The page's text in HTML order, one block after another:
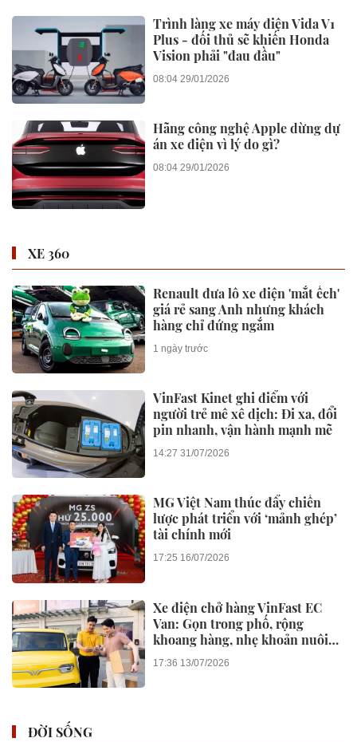
Trình làng xe máy điện Vida V1
Plus - đối thủ sẽ khiến Honda
Vision phải "đau đầu"
08:04 29/01/2026
Hãng công nghệ Apple dừng dự
án xe điện vì lý do gì?
08:04 29/01/2026
XE 360
Renault đưa lô xe điện 'mắt ếch'
giá rẻ sang Anh nhưng khách
hàng chỉ đứng ngắm
1 ngày trước
VinFast Kinet ghi điểm với
người trẻ mê xê dịch: Đi xa, đổi
pin nhanh, vận hành mạnh mẽ
14:27 31/07/2026
MG Việt Nam thúc đẩy chiến
lược phát triển với ‘mảnh ghép’
tài chính mới
17:25 16/07/2026
Xe điện chở hàng VinFast EC
Van: Gọn trong phố, rộng
khoang hàng, nhẹ khoản nuôi
xe
17:36 13/07/2026
ĐỜI SỐNG